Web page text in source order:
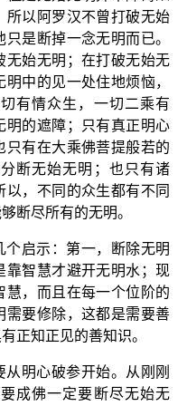
所以阿罗汉不曾打破无始
是断掉一念无明而已。
无始无明；在打破无始无
中的见一处住地烦恼，
有情众生，一切二乘有
明的遮障；只有真正明心
只有在大乘佛菩提般若的
断无始无明；也只有诸
，不同的众生都有不同
断尽所有的无明。
启示：第一，断除无明
靠智慧才避开无明水；现
慧，而且在每一个位阶的
需要修除，这都是需要善
正知正见的善知识。
明心破参开始。从刚刚
成佛一定要断尽无始无